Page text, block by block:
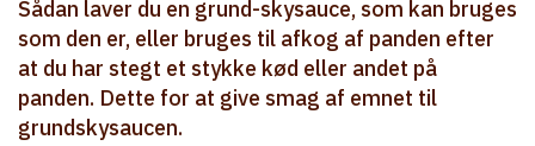
Sådan laver du en grund-skysauce, som kan bruges
som den er, eller bruges til afkog af panden efter
at du har stegt et stykke kød eller andet på
panden. Dette for at give smag af emnet til
grundskysaucen.